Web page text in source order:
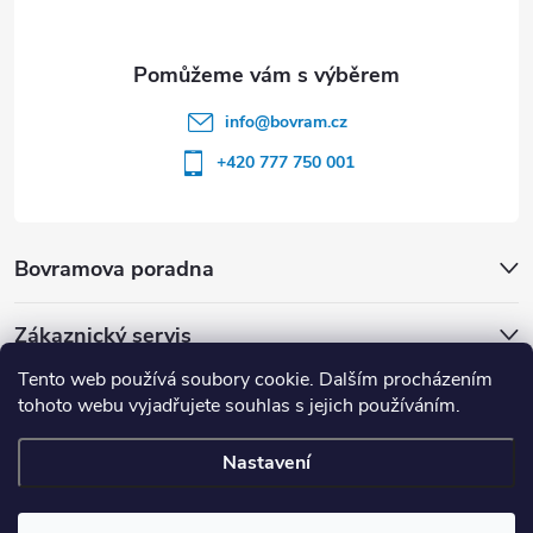
Tento web používá soubory cookie. Dalším procházením
tohoto webu vyjadřujete souhlas s jejich používáním.
Nastavení
Bovramova poradna
Zákaznický servis
info@bovram.cz
+420 777 750 001
Copyright 2026BOVRAM.cz. Všechna práva vyhrazena.